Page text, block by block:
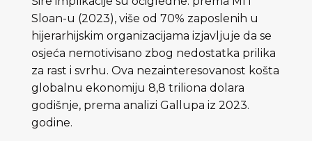
Sloan-u (2023), više od 70% zaposlenih u
hijerarhijskim organizacijama izjavljuje da se
osjeća nemotivisano zbog nedostatka prilika
za rast i svrhu. Ova nezainteresovanost košta
globalnu ekonomiju 8,8 triliona dolara
godišnje, prema analizi Gallupa iz 2023.
godine.